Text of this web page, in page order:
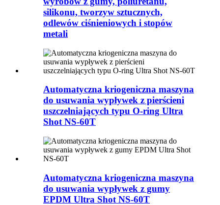
silikonu, tworzyw sztucznych,
odlewów ciśnieniowych i stopów
metali
Automatyczna kriogeniczna maszyna
do usuwania wypływek z pierścieni
uszczelniających typu O-ring Ultra
Shot NS-60T
Automatyczna kriogeniczna maszyna
do usuwania wypływek z gumy
EPDM Ultra Shot NS-60T